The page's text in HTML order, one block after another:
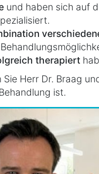
und haben sich auf
therapiert
Herr Dr. Braag
ist.